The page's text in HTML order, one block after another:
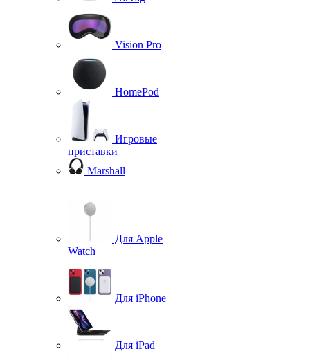
Vision Pro
HomePod
Игровые
приставки
Marshall
Для Apple
Watch
Для iPhone
Для iPad